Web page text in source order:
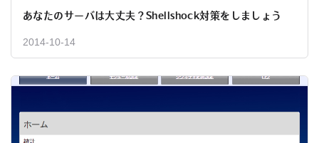
あなたのサーバは大丈夫？Shellshock対策をしましょう
2014-10-14